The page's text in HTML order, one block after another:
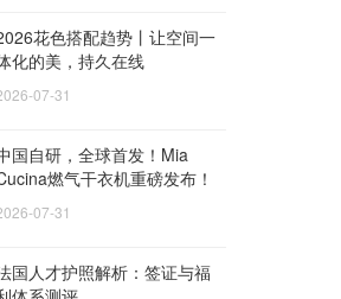
花色搭配趋势丨让空间一
化的美，持久在线
07-31
国自研，全球首发！Mia
燃气干衣机重磅发布！
07-31
国人才护照解析：签证与福